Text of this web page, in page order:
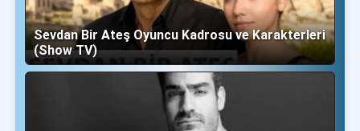
Sevdan Bir Ateş Oyuncu Kadrosu ve Karakterleri
(Show TV)